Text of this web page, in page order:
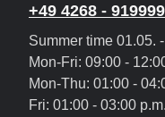
+49 4268 -
Summer time 01.05.
Mon-Fri: 09:00 -
Mon-Thu: 01:00 -
Fri: 01:00 - 03:00